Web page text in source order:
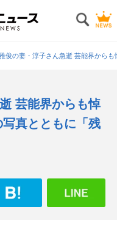
俊の妻・淳子さん急逝 芸能界から
芸能界からも悼
真とともに「残